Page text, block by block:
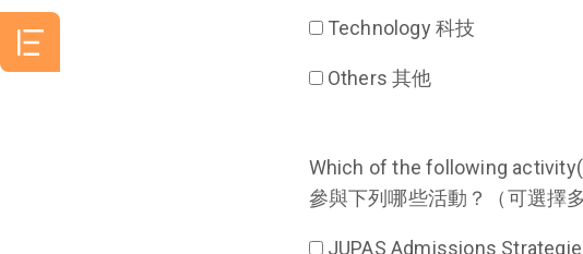
Technology 科技
Others 其他
Which of the following activity(s) do you want to
參與下列哪些活動？（可選擇多
JUPAS Admissions